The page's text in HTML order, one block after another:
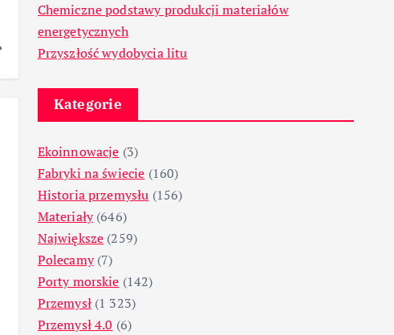
Chemiczne podstawy produkcji materiałów
energetycznych
Przyszłość wydobycia litu
Kategorie
Ekoinnowacje (3)
Fabryki na świecie (160)
Historia przemysłu (156)
Materiały(646)
Największe (259)
Polecamy(7)
Porty morskie (142)
Przemysł(1 323)
Przemysł 4.0 (6)